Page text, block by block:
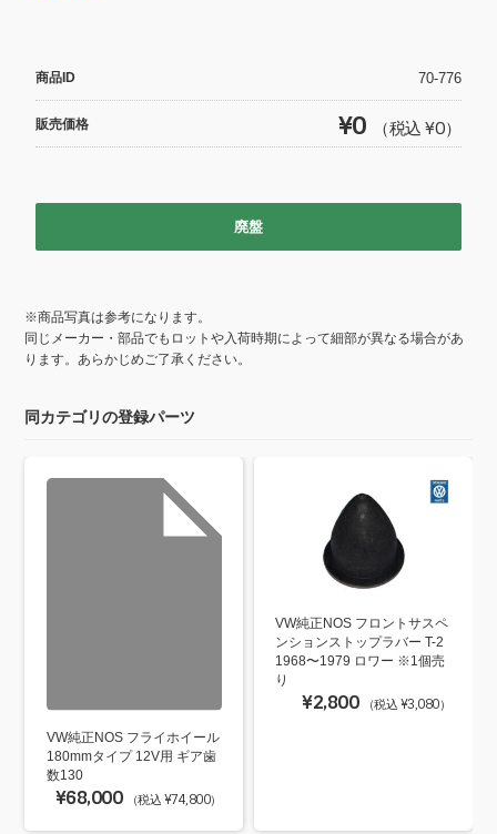
e
b
o
商品ID 70-776
販売価格 ¥0 （税込 ¥0）
廃盤
※商品写真は参考になります。
同じメーカー・部品でもロットや入荷時期によって細部が異なる場合があ
ります。あらかじめご了承ください。
同カテゴリの登録パーツ
VW純正NOS フライホイール
180mmタイプ 12V用 ギア歯
数130
¥68,000 （税込 ¥74,800）
VW純正NOS フロントサスペ
ンションストップラバー T-2
1968〜1979 ロワー ※1個売
り
¥2,800 （税込 ¥3,080）